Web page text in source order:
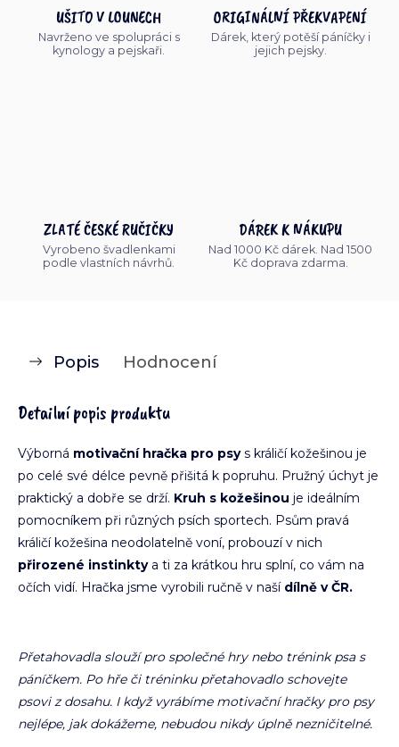
UŠITO V LOUNECH
Navrženo ve spolupráci s
kynology a pejskaři.
ORIGINÁLNÍ PŘEKVAPENÍ
Dárek, který potěší páníčky i
jejich pejsky.
ZLATÉ ČESKÉ RUČIČKY
Vyrobeno švadlenkami
podle vlastních návrhů.
DÁREK K NÁKUPU
Nad 1000 Kč dárek. Nad 1500
Kč doprava zdarma.
Popis Hodnocení
Detailní popis produktu
Výborná motivační hračka pro psys králičí kožešinou je
po celé své délce pevně přišitá k popruhu. Pružný úchyt je
praktický a dobře se drží. Kruh s kožešinou je ideálním
pomocníkem při různých psích sportech. Psům pravá
králičí kožešina neodolatelně voní, probouzí v nich
přirozené instinktya ti za krátkou hru splní, co vám na
očích vidí. Hračka jsme vyrobili ručně v naší dílně v ČR.
Přetahovadla slouží pro společné hry nebo trénink psa s
páníčkem. Po hře či tréninku přetahovadlo schovejte
psovi z dosahu. I když vyrábíme motivační hračky pro psy
nejlépe, jak dokážeme, nebudou nikdy úplně nezničitelné.